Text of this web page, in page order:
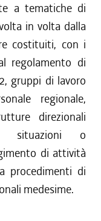
a tematiche di
in volta dalla
costituiti, con i
regolamento di
gruppi di lavoro
regionale,
direzionali
situazioni o
di attività
procedimenti di
medesime.